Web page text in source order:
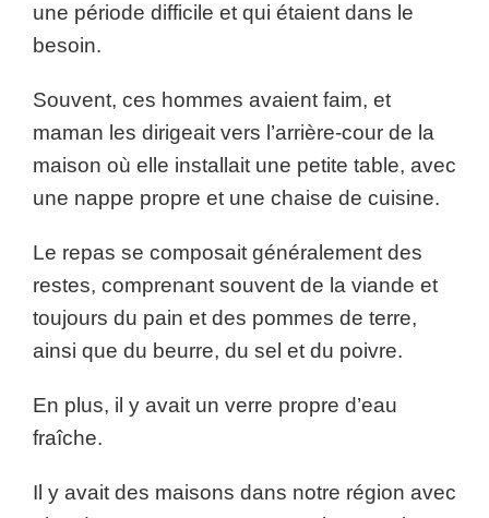
une période difficile et qui étaient dans le
besoin.
Souvent, ces hommes avaient faim, et
maman les dirigeait vers l’arrière-cour de la
maison où elle installait une petite table, avec
une nappe propre et une chaise de cuisine.
Le repas se composait généralement des
restes, comprenant souvent de la viande et
toujours du pain et des pommes de terre,
ainsi que du beurre, du sel et du poivre.
En plus, il y avait un verre propre d’eau
fraîche.
Il y avait des maisons dans notre région avec